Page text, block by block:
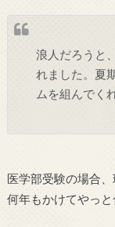
浪人だろうと
れました。夏
ムを組んでく
医学部受験の場合
何年もかけてやっと